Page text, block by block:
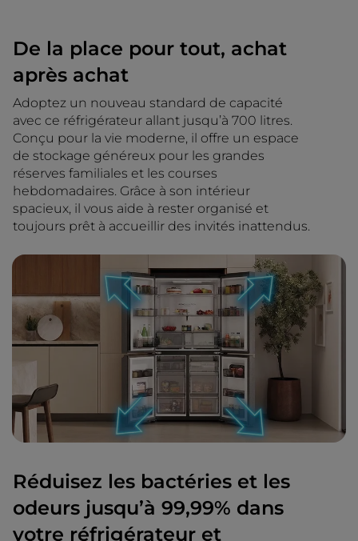
De la place pour tout, achat
après achat
Adoptez un nouveau standard de capacité
avec ce réfrigérateur allant jusqu’à 700 litres.
Conçu pour la vie moderne, il offre un espace
de stockage généreux pour les grandes
réserves familiales et les courses
hebdomadaires. Grâce à son intérieur
spacieux, il vous aide à rester organisé et
toujours prêt à accueillir des invités inattendus.
Réduisez les bactéries et les
odeurs jusqu’à 99,99% dans
votre réfrigérateur et